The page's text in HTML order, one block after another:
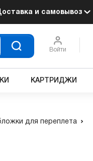
и самовывоз
Войти
КАРТРИДЖИ
для переплета